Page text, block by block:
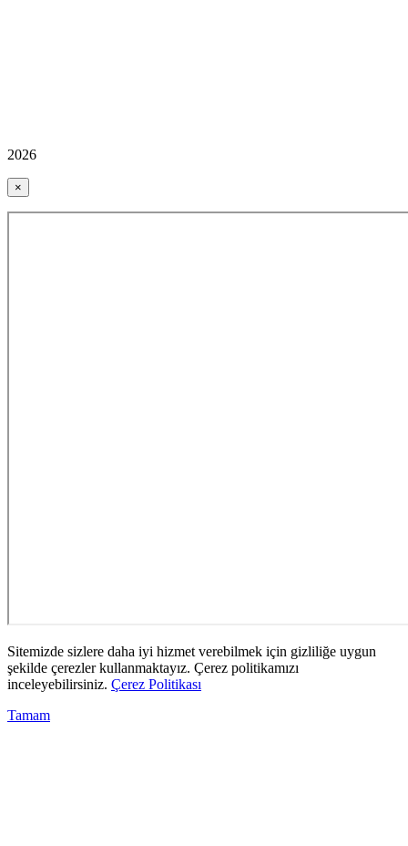
2026
×
Sitemizde sizlere daha iyi hizmet verebilmek için gizliliğe uygun
şekilde çerezler kullanmaktayız. Çerez politikamızı
inceleyebilirsiniz. Çerez Politikası
Tamam